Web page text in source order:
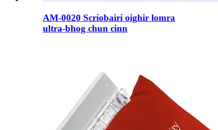
AM-0020 Scríobairí oighir lomra
ultra-bhog chun cinn